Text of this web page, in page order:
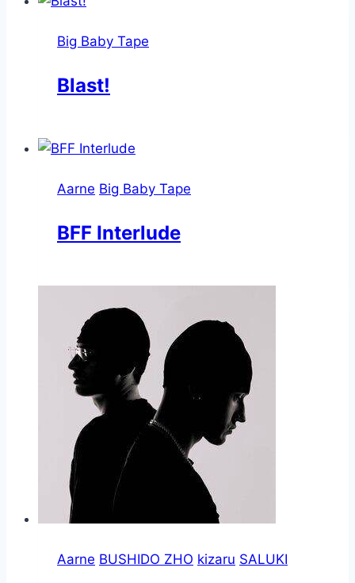
Big Baby Tape
Blast!
Aarne Big Baby Tape
BFF Interlude
Aarne BUSHIDO ZHO kizaru SALUKI